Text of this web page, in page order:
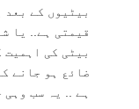
بیٹیوں کے بعد
قیمتی ہے.. یا
بیٹی کی
ضائع ہو جانے
ہے .. یہ سب